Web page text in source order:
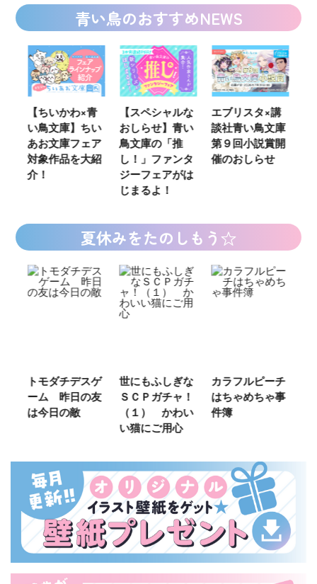
青い鳥のおすすめNEWS
【ちいかわ×青
い鳥文庫】ちい
あお文庫フェア
対象作品を大紹
介！
【スペシャルな
おしらせ】青い
鳥文庫の「推
し！」ファンタ
ジーフェアがは
じまるよ！
エブリスタ×講
談社青い鳥文庫
第９回小説賞開
催のおしらせ
夏休みをたのしもう☆
トモダチデスゲ
ーム 昨日の友
は今日の敵
世にもふしぎな
ＳＣＰガチャ！
（１） かわい
い猫にご用心
カラフルピーチ
はちゃめちゃ事
件簿